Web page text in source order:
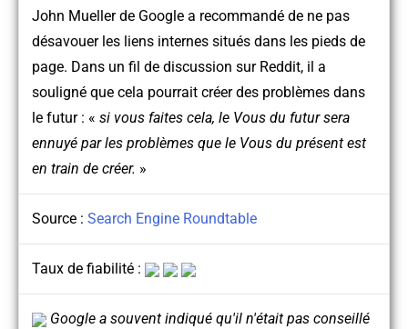
John Mueller de Google a recommandé de ne pas
désavouer les liens internes situés dans les pieds de
page. Dans un fil de discussion sur Reddit, il a
souligné que cela pourrait créer des problèmes dans
le futur : « si vous faites cela, le Vous du futur sera
ennuyé par les problèmes que le Vous du présent est
en train de créer. »
Source : Search Engine Roundtable
Taux de fiabilité :
Google a souvent indiqué qu'il n'était pas conseillé